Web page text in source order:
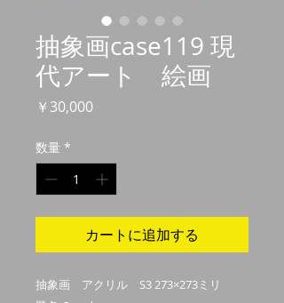
抽象画case119 現
代アート 絵画
￥30,000価
数量 *
カートに追加する
抽象画 アクリル S3 273×273ミリ